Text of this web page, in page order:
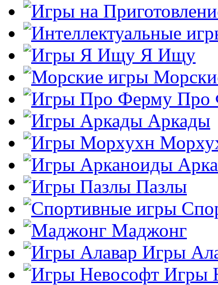
Я Ищу
Про
Аркады
Пазлы
Маджонг
Игры
Игры